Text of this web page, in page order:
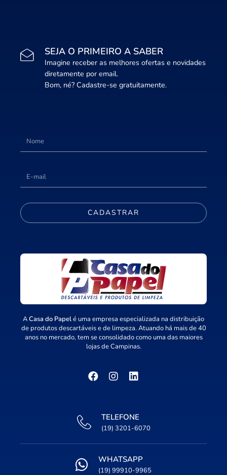
SEJA O PRIMEIRO A SABER
Imagine receber as melhores ofertas e novidades
diretamente por email.
Bom, né? Cadastre-se gratuitamente.
CADASTRAR
ACasa do Papelé uma empresa especializada na distribuição
de produtos descartáveis e de limpeza. Atuando há mais de 40
anos no mercado, tem se consolidado como uma das maiores
lojas de Campinas.
TELEFONE
(19) 3201-6070
WHATSAPP
(19) 99910-9965